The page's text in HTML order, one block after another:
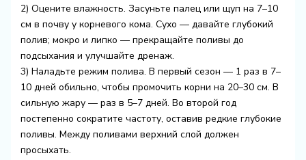
2) Оцените влажность. Засуньте палец или щуп на 7–10
см в почву у корневого кома. Сухо — давайте глубокий
полив; мокро и липко — прекращайте поливы до
подсыхания и улучшайте дренаж.
3) Наладьте режим полива. В первый сезон — 1 раз в 7–
10 дней обильно, чтобы промочить корни на 20–30 см. В
сильную жару — раз в 5–7 дней. Во второй год
постепенно сократите частоту, оставив редкие глубокие
поливы. Между поливами верхний слой должен
просыхать.